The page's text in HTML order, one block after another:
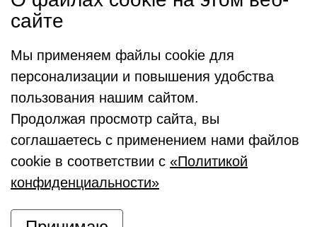
сайте
Мы применяем файлы cookie для
персонализации и повышения удобства
пользования нашим сайтом.
Продолжая просмотр сайта, вы
соглашаетесь с применением нами файлов
cookie в соответствии с «Политикой
конфиденциальности»